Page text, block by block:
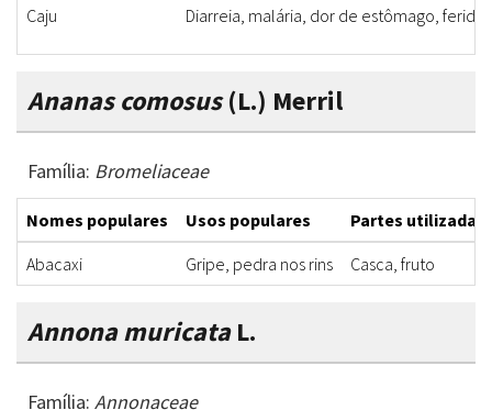
Caju
Diarreia, malária, dor de estômago, feridas
Ananas comosus(L.) Merril
Família: Bromeliaceae
Nomes populares Usos populares
Partes utilizadas
Abacaxi
Gripe, pedra nos rins Casca, fruto
Annona muricataL.
Família: Annonaceae